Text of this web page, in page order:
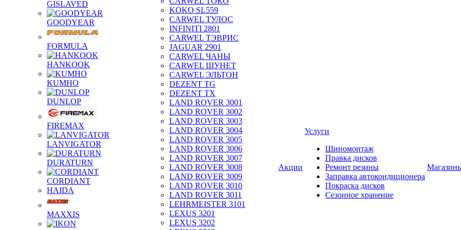
GISLAVED
GOODYEAR
FORMULA
HANKOOK
KUMHO
DUNLOP
FIREMAX
LANVIGATOR
DURATURN
CORDIANT
HAIDA
MAXXIS
KOKO SL559
CARWEL ТУЛОС
INFINITI 2801
CARWEL ТЭВРИС
JAGUAR 2901
CARWEL ЧАНЫ
CARWEL ШУНЕТ
CARWEL ЭЛЬТОН
DEZENT TG
DEZENT TX
LAND ROVER 3001
LAND ROVER 3002
LAND ROVER 3003
LAND ROVER 3004
LAND ROVER 3005
LAND ROVER 3006
LAND ROVER 3007
LAND ROVER 3008
LAND ROVER 3009
LAND ROVER 3010
LAND ROVER 3011
LEHRMEISTER 3101
LEXUS 3201
LEXUS 3202
Акции
Услуги
Шиномонтаж
Правка дисков
Ремонт резины
Заправка автокондиционера
Покраска дисков
Сезонное хранение